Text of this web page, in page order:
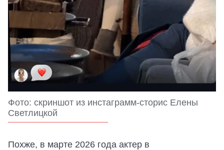
Фото: скриншот из инстаграмм-сторис Елены
Светлицкой
Похже, в марте 2026 года актер в